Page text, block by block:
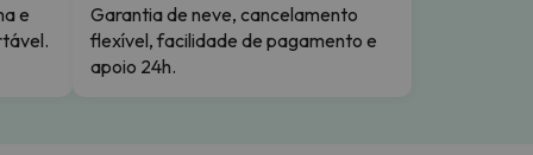
e
Garantia de neve, cancelamento
flexível, facilidade de pagamento e
apoio 24h.